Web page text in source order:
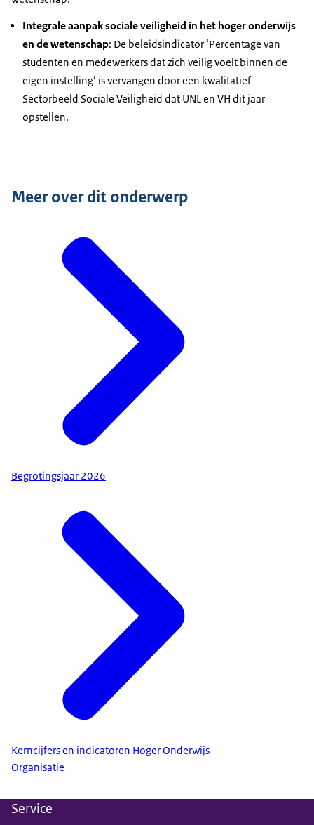
Integrale aanpak sociale veiligheid in het hoger onderwijs
en de wetenschap: De beleidsindicator ‘Percentage van
studenten en medewerkers dat zich veilig voelt binnen de
eigen instelling’ is vervangen door een kwalitatief
Sectorbeeld Sociale Veiligheid dat UNL en VH dit jaar
opstellen.
Meer over dit onderwerp
Begrotingsjaar 2026
Kerncijfers en indicatoren Hoger Onderwijs
Organisatie
Service